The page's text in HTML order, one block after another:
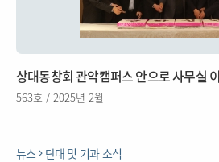
상대동창회 관악캠퍼스 안으로 사무실
563호 / 2025년 2월
뉴스 단대 및 기과 소식